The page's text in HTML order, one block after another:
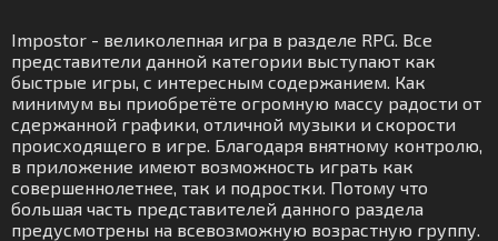
Impostor - великолепная игра в разделе RPG. Все
представители данной категории выступают как
быстрые игры, с интересным содержанием. Как
минимум вы приобретёте огромную массу радости от
сдержанной графики, отличной музыки и скорости
происходящего в игре. Благодаря внятному контролю,
в приложение имеют возможность играть как
совершеннолетнее, так и подростки. Потому что
большая часть представителей данного раздела
предусмотрены на всевозможную возрастную группу.